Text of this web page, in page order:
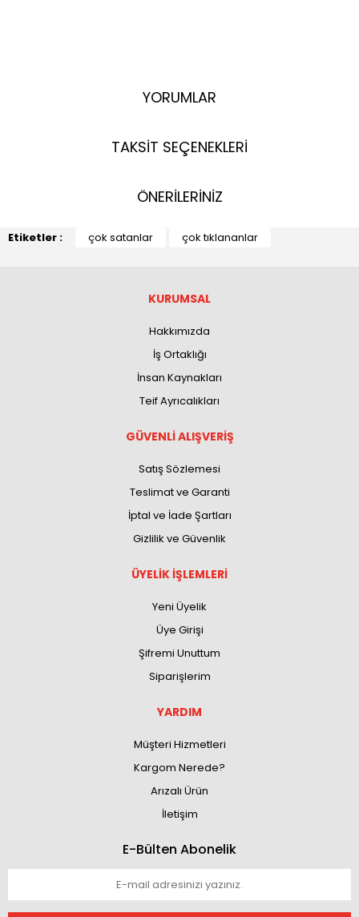
YORUMLAR
TAKSİT SEÇENEKLERİ
ÖNERİLERİNİZ
Etiketler : çok satanlar çok tıklananlar
KURUMSAL
Hakkımızda
İş Ortaklığı
İnsan Kaynakları
Teif Ayrıcalıkları
GÜVENLİ ALIŞVERİŞ
Satış Sözlemesi
Teslimat ve Garanti
İptal ve İade Şartları
Gizlilik ve Güvenlik
ÜYELİK İŞLEMLERİ
Yeni Üyelik
Üye Girişi
Şifremi Unuttum
Siparişlerim
YARDIM
Müşteri Hizmetleri
Kargom Nerede?
Arızalı Ürün
İletişim
E-Bülten Abonelik